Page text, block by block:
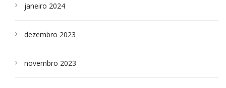
janeiro 2024
dezembro 2023
novembro 2023